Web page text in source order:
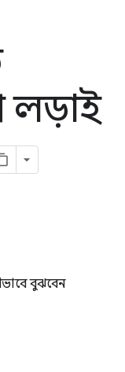
লড়াই
বুঝবেন